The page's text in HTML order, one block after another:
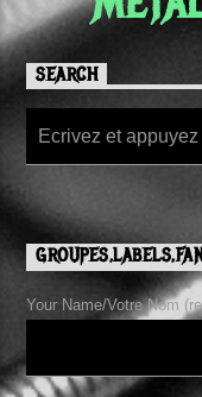
SEARCH
Your Name/Votre Nom